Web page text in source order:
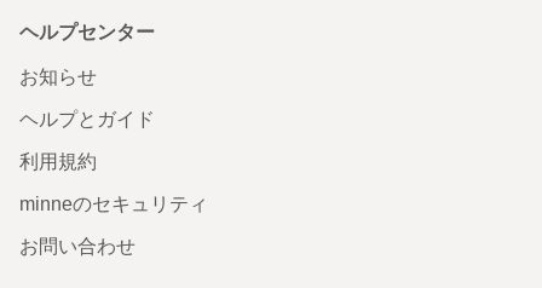
ヘルプセンター
お知らせ
ヘルプとガイド
利用規約
minneのセキュリティ
お問い合わせ